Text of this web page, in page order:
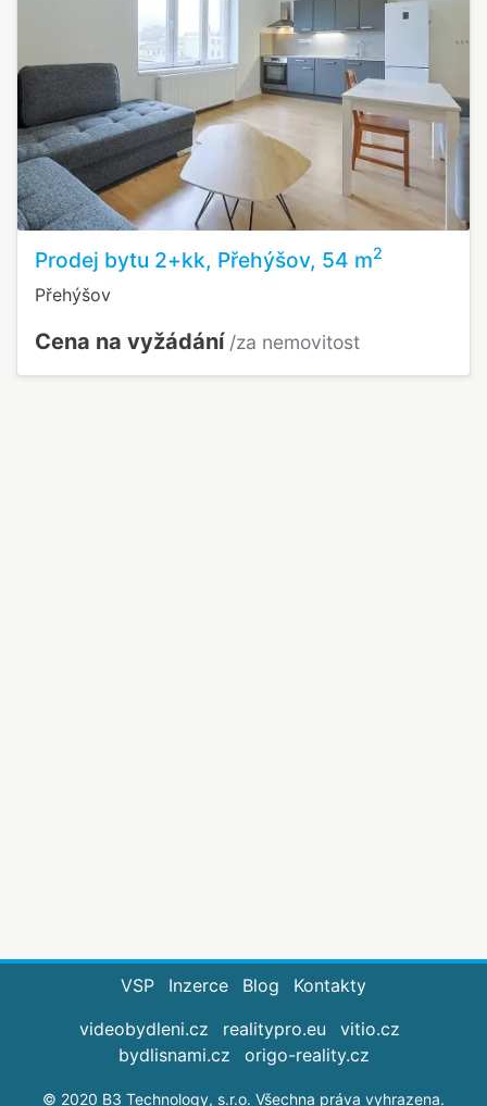
Prodej bytu 2+kk, Přehýšov, 54 m2
Přehýšov
Cena na vyžádání /za nemovitost
VSP Inzerce Blog
Kontakty
videobydleni.cz
realitypro.eu
vitio.cz
bydlisnami.cz
origo-reality.cz
© 2020 B3 Technology, s.r.o. Všechna práva vyhrazena.